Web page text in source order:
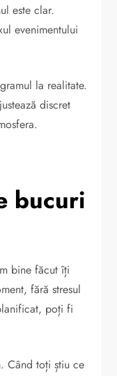
este clar.
evenimentului
la realitate.
discret
bucuri
bine făcut îți
fără stresul
poți fi
Când toți știu ce